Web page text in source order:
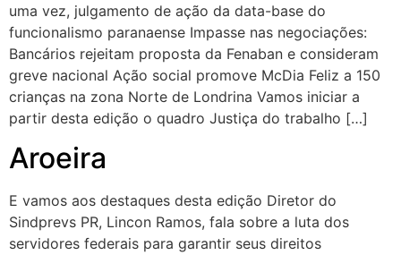
uma vez, julgamento de ação da data-base do
funcionalismo paranaense Impasse nas negociações:
Bancários rejeitam proposta da Fenaban e consideram
greve nacional Ação social promove McDia Feliz a 150
crianças na zona Norte de Londrina Vamos iniciar a
partir desta edição o quadro Justiça do trabalho […]
Aroeira
E vamos aos destaques desta edição Diretor do
Sindprevs PR, Lincon Ramos, fala sobre a luta dos
servidores federais para garantir seus direitos